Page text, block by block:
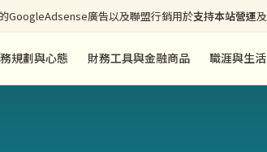
GoogleAdsense廣告以及聯盟行銷用於支持本站營運及
規劃與心態 財務工具與金融商品 職涯與生活